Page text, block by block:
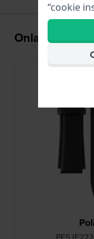
Onlangs
“cookie